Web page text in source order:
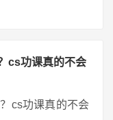
cs功课真的不会
cs功课真的不会